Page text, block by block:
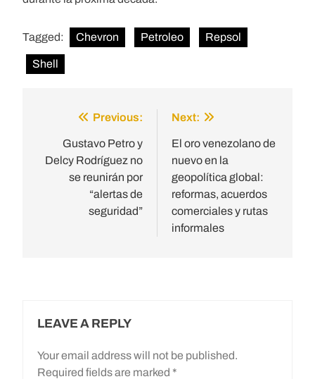
Tagged: Chevron Petroleo Repsol
Shell
navigation
Previous:
Gustavo Petro y
Delcy Rodríguez no
se reunirán por
“alertas de
seguridad”
Next:
El oro venezolano de
nuevo en la
geopolítica global:
reformas, acuerdos
comerciales y rutas
informales
LEAVE A REPLY
Your email address will not be published.
Required fields are marked *